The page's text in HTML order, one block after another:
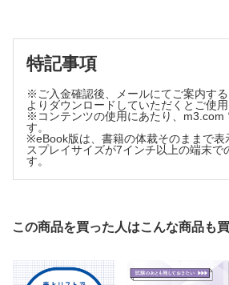
特記事項
※ご入金確認後、メールにてご案内す
よりダウンロードしていただくとご使用
※コンテンツの使用にあたり、m3.com
す。
※eBook版は、書籍の体裁そのままで表
スプレイサイズが7インチ以上の端末で
す。
この商品を買った人はこんな商品も